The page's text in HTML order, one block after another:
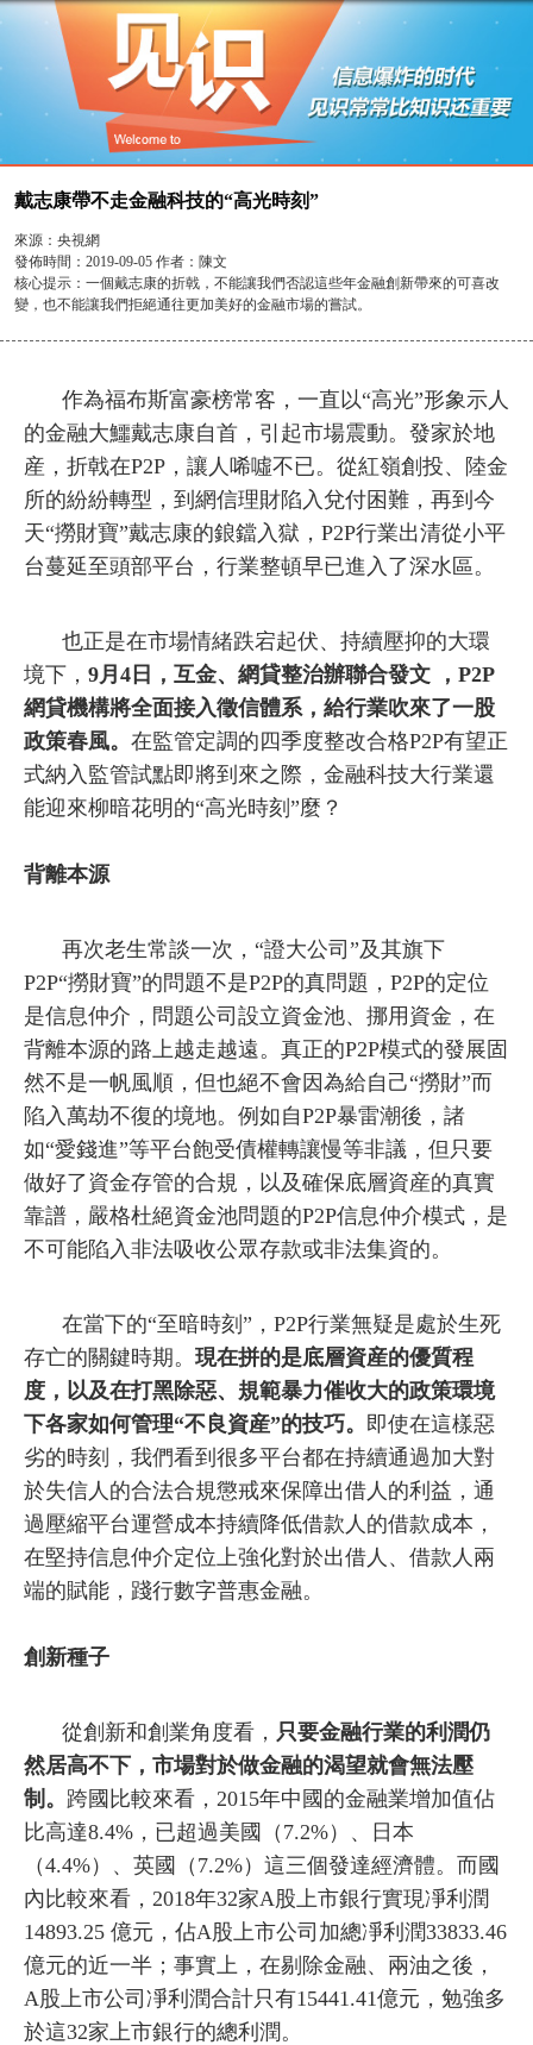
戴志康帶不走金融科技的“高光時刻”
來源： 央視網
發佈時間： 2019-09-05 作者：陳文
核心提示： 一個戴志康的折戟，不能讓我們否認這些年金融創新帶來的可喜改
變，也不能讓我們拒絕通往更加美好的金融市場的嘗試。
作為福布斯富豪榜常客，一直以“高光”形象示人
的金融大鱷戴志康自首，引起市場震動。發家於地
産，折戟在P2P，讓人唏噓不已。從紅嶺創投、陸金
所的紛紛轉型，到網信理財陷入兌付困難，再到今
天“撈財寶”戴志康的鋃鐺入獄，P2P行業出清從小平
台蔓延至頭部平台，行業整頓早已進入了深水區。
也正是在市場情緒跌宕起伏、持續壓抑的大環
境下， 9月4日，互金、網貸整治辦聯合發文 ，P2P
網貸機構將全面接入徵信體系，給行業吹來了一股
政策春風。 在監管定調的四季度整改合格P2P有望正
式納入監管試點即將到來之際，金融科技大行業還
能迎來柳暗花明的“高光時刻”麼？
背離本源
再次老生常談一次，“證大公司”及其旗下
P2P“撈財寶”的問題不是P2P的真問題，P2P的定位
是信息仲介，問題公司設立資金池、挪用資金，在
背離本源的路上越走越遠。真正的P2P模式的發展固
然不是一帆風順，但也絕不會因為給自己“撈財”而
陷入萬劫不復的境地。例如自P2P暴雷潮後，諸
如“愛錢進”等平台飽受債權轉讓慢等非議，但只要
做好了資金存管的合規，以及確保底層資産的真實
靠譜，嚴格杜絕資金池問題的P2P信息仲介模式，是
不可能陷入非法吸收公眾存款或非法集資的。
在當下的“至暗時刻”，P2P行業無疑是處於生死
存亡的關鍵時期。 現在拼的是底層資産的優質程
度，以及在打黑除惡、規範暴力催收大的政策環境
下各家如何管理“不良資産”的技巧。 即使在這樣惡
劣的時刻，我們看到很多平台都在持續通過加大對
於失信人的合法合規懲戒來保障出借人的利益，通
過壓縮平台運營成本持續降低借款人的借款成本，
在堅持信息仲介定位上強化對於出借人、借款人兩
端的賦能，踐行數字普惠金融。
創新種子
從創新和創業角度看， 只要金融行業的利潤仍
然居高不下，市場對於做金融的渴望就會無法壓
制。 跨國比較來看，2015年中國的金融業增加值佔
比高達8.4%，已超過美國（7.2%）、日本
（4.4%）、英國（7.2%）這三個發達經濟體。而國
內比較來看，2018年32家A股上市銀行實現凈利潤
14893.25 億元，佔A股上市公司加總凈利潤33833.46
億元的近一半；事實上，在剔除金融、兩油之後，
A股上市公司凈利潤合計只有15441.41億元，勉強多
於這32家上市銀行的總利潤。